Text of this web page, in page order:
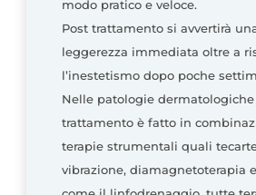
modo pratico e veloce.
Post trattamento si avvertirà
leggerezza immediata oltre a
l’inestetismo dopo poche
Nelle patologie
trattamento è fatto in
terapie strumentali quali
vibrazione, diamagnetoterapia